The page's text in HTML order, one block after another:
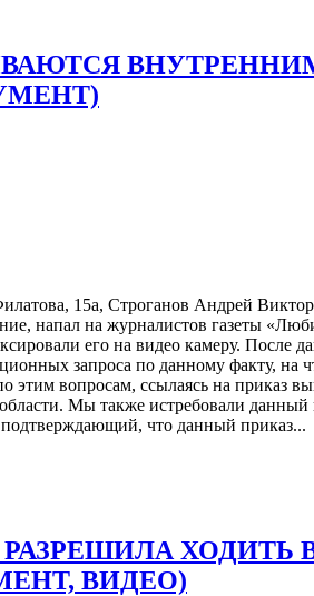
15а, Строганов Андрей
напал на журналистов газеты
его на видео камеру. После
запроса по данному факту, на
этим вопросам, ссылаясь на приказ
Мы также истребовали данный
что данный приказ...
ХОДИТЬ
ВИДЕО)